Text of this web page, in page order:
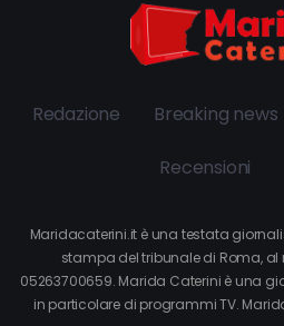
Redazione Breaking news
Recensioni
Maridacaterini.it è una testata
stampa del tribunale di Roma, al
05263700659. Marida Caterini è una
in particolare di programmi TV.